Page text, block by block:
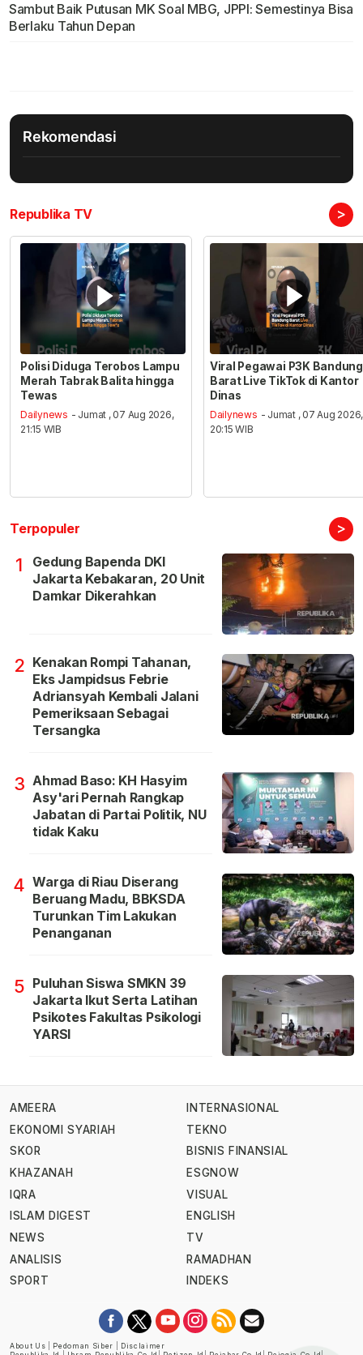
Sambut Baik Putusan MK Soal MBG, JPPI: Semestinya Bisa
Berlaku Tahun Depan
Rekomendasi
Republika TV >
Polisi Diduga Terobos Lampu
Merah Tabrak Balita hingga
Tewas
Dailynews - Jumat , 07 Aug 2026,
21:15 WIB
Viral Pegawai P3K Bandung
Barat Live TikTok di Kantor
Dinas
Dailynews - Jumat , 07 Aug 2026,
20:15 WIB
Terpopuler >
1
Gedung Bapenda DKI
Jakarta Kebakaran, 20 Unit
Damkar Dikerahkan
2 Kenakan Rompi Tahanan,
Eks Jampidsus Febrie
Adriansyah Kembali Jalani
Pemeriksaan Sebagai
Tersangka
3 Ahmad Baso: KH Hasyim
Asy'ari Pernah Rangkap
Jabatan di Partai Politik, NU
tidak Kaku
4 Warga di Riau Diserang
Beruang Madu, BBKSDA
Turunkan Tim Lakukan
Penanganan
5 Puluhan Siswa SMKN 39
Jakarta Ikut Serta Latihan
Psikotes Fakultas Psikologi
YARSI
AMEERA
EKONOMI SYARIAH
SKOR
KHAZANAH
IQRA
ISLAM DIGEST
NEWS
ANALISIS
SPORT
INTERNASIONAL
TEKNO
BISNIS FINANSIAL
ESGNOW
VISUAL
ENGLISH
TV
RAMADHAN
INDEKS
About Us Pedoman Siber
Disclaimer